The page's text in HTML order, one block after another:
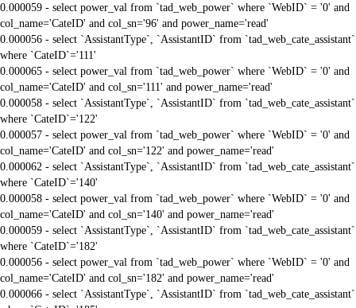
0.000059 - select power_val from `tad_web_power` where `WebID` = '0' and
col_name='CateID' and col_sn='96' and power_name='read'
0.000056 - select `AssistantType`, `AssistantID` from `tad_web_cate_assistant`
where `CateID`='111'
0.000065 - select power_val from `tad_web_power` where `WebID` = '0' and
col_name='CateID' and col_sn='111' and power_name='read'
0.000058 - select `AssistantType`, `AssistantID` from `tad_web_cate_assistant`
where `CateID`='122'
0.000057 - select power_val from `tad_web_power` where `WebID` = '0' and
col_name='CateID' and col_sn='122' and power_name='read'
0.000062 - select `AssistantType`, `AssistantID` from `tad_web_cate_assistant`
where `CateID`='140'
0.000058 - select power_val from `tad_web_power` where `WebID` = '0' and
col_name='CateID' and col_sn='140' and power_name='read'
0.000059 - select `AssistantType`, `AssistantID` from `tad_web_cate_assistant`
where `CateID`='182'
0.000056 - select power_val from `tad_web_power` where `WebID` = '0' and
col_name='CateID' and col_sn='182' and power_name='read'
0.000066 - select `AssistantType`, `AssistantID` from `tad_web_cate_assistant`